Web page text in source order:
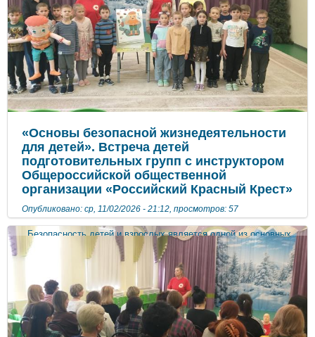
«Основы безопасной жизнедеятельности
для детей». Встреча детей
подготовительных групп с инструктором
Общероссийской общественной
организации «Российский Красный Крест»
Опубликовано: ср, 11/02/2026 - 21:12, просмотров: 57
Безопасность детей и взрослых является одной из основных
задач нашего общества, а детский сад – это целостный
организм, где все, начиная от руководителя и заканчивая
техническими работниками, должны осознавать и нести
полную ответственность за сохранения жизни и здоровья, за
безопасность доверенных нам детей. Работа по безопасности
занимает особое место в воспитательно-образовательном
процессе нашего детского сада. 11 февраля 2026 года
инструктор по первой помощи РКК- Юхименко Светлана